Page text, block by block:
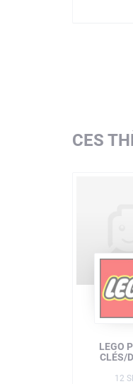
CES
LEGO
CLÉS/
12